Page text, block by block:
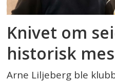
Knivet om
historisk
Arne Liljeberg ble